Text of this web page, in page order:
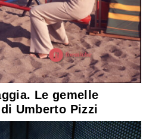
Le gemelle
Umberto Pizzi